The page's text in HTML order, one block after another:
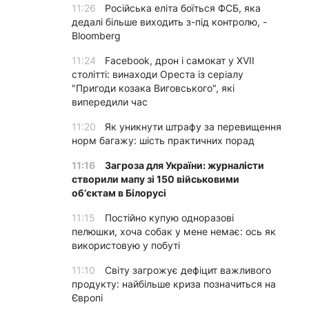
11:26
Російська еліта боїться ФСБ, яка
дедалі більше виходить з-під контролю, -
Bloomberg
11:24
Facebook, дрон і самокат у XVII
столітті: винаходи Ореста із серіалу
"Пригоди козака Виговського", які
випередили час
11:20
Як уникнути штрафу за перевищення
норм багажу: шість практичних порад
11:16
Загроза для України: журналісти
створили мапу зі 150 військовими
обʼєктам в Білорусі
11:15
Постійно купую одноразові
пелюшки, хоча собак у мене немає: ось як
використовую у побуті
11:10
Світу загрожує дефіцит важливого
продукту: найбільше криза позначиться на
Європі